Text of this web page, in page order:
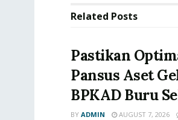
Related Posts
Pastikan
Pansus Aset
BPKAD Buru
BY ADMIN AUGUST 7, 2026